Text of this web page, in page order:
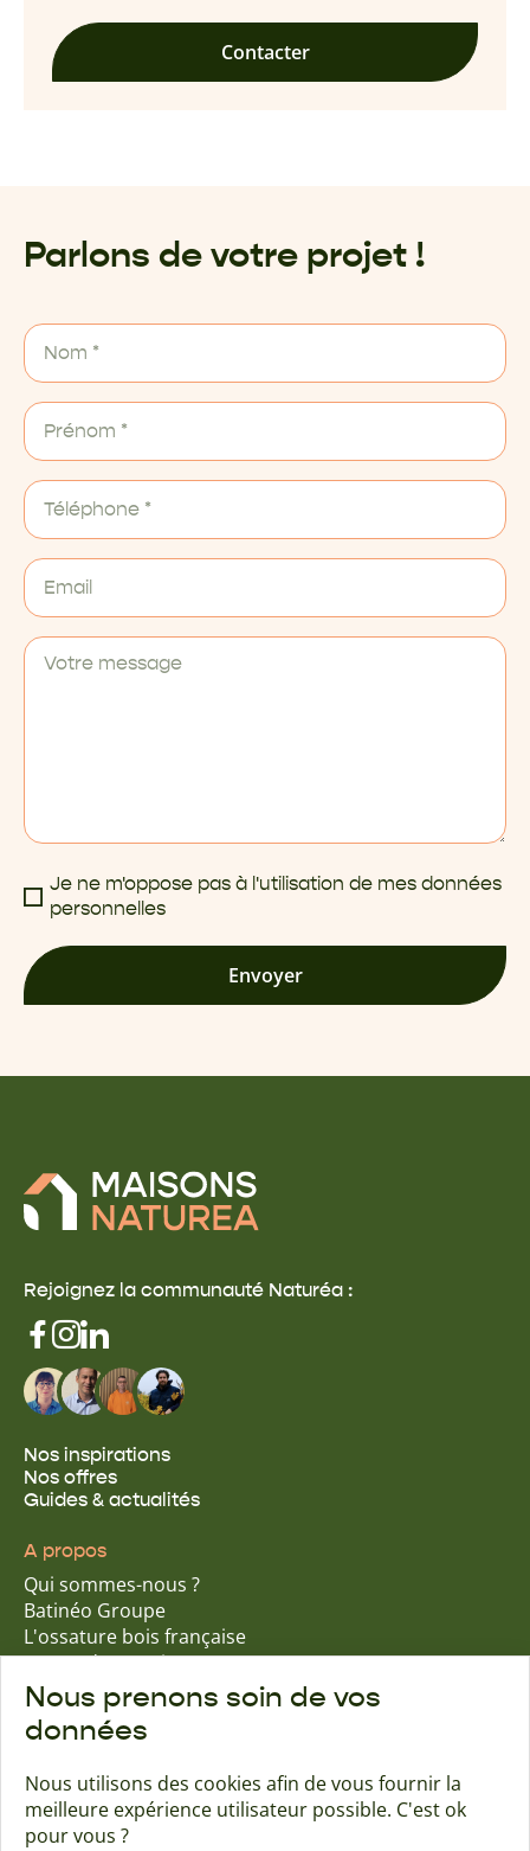
Contacter
Parlons de votre projet !
Je ne m'oppose pas à l'utilisation de mes données
personnelles
Envoyer
Rejoignez la communauté Naturéa :
Nos inspirations
Nos offres
Guides & actualités
A propos
Qui sommes-nous ?
Batinéo Groupe
L'ossature bois française
15 ans d'expertise
Nos engagements écologiques
Nos garanties assurantielles
Trouver une agence Contact
Nous prenons soin de vos
données
Nous utilisons des cookies afin de vous fournir la
meilleure expérience utilisateur possible. C'est ok
pour vous ?